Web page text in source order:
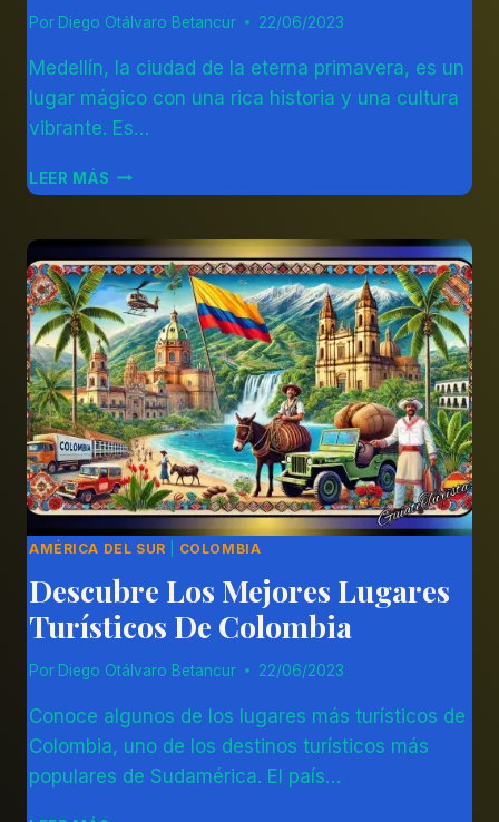
Por Diego Otálvaro Betancur 22/06/2023
Medellín, la ciudad de la eterna primavera, es un
lugar mágico con una rica historia y una cultura
vibrante. Es…
LEER MÁS DESCUBRE
LOS
LUGARES
TURÍSTICOS
DE
MEDELLÍN
AMÉRICA DEL SUR COLOMBIA
Descubre Los Mejores Lugares
Turísticos De Colombia
Por Diego Otálvaro Betancur 22/06/2023
Conoce algunos de los lugares más turísticos de
Colombia, uno de los destinos turísticos más
populares de Sudamérica. El país…